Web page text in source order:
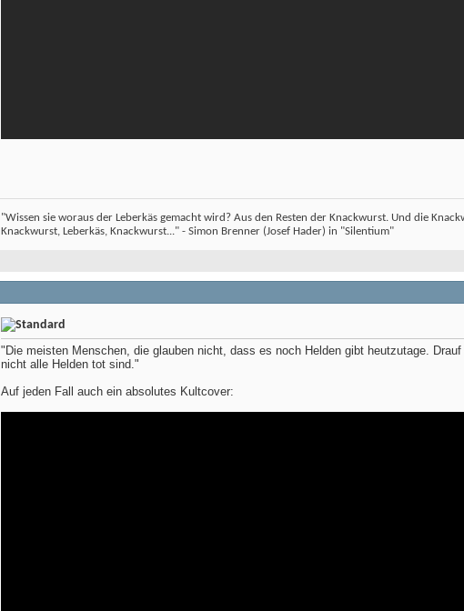
"Wissen sie woraus der Leberkäs gemacht wird? Aus den Resten der Knackwurst. Und die
Knackwurst, Leberkäs, Knackwurst..." - Simon Brenner (Josef Hader) in "Silentium"
"Die meisten Menschen, die glauben nicht, dass es noch Helden gibt heutzutage.
nicht alle Helden tot sind."
Auf jeden Fall auch ein absolutes Kultcover: